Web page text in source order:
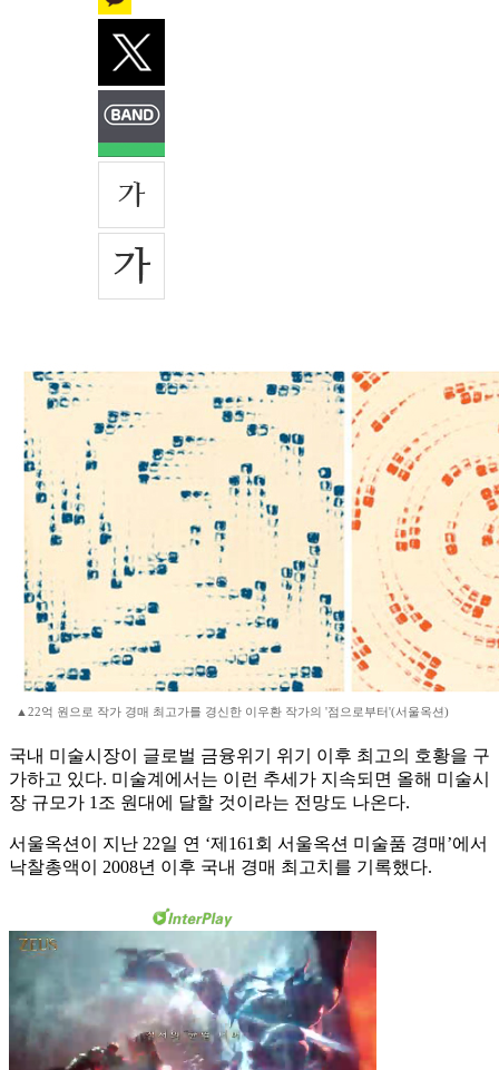
▲22억 원으로 작가 경매 최고가를 경신한 이우환 작가의 '점으로부터'(서울옥션)
국내 미술시장이 글로벌 금융위기 위기 이후 최고의 호황을 구
가하고 있다. 미술계에서는 이런 추세가 지속되면 올해 미술시
장 규모가 1조 원대에 달할 것이라는 전망도 나온다.
서울옥션이 지난 22일 연 ‘제161회 서울옥션 미술품 경매’에서
낙찰총액이 2008년 이후 국내 경매 최고치를 기록했다.